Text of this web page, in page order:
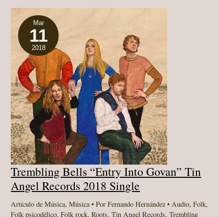
HIGUER”
(1968-
1972)
DIGITAL
NUMERO
GROUP
(ECCENTRIC
SOUL),
2018
Mar
11
2018
Trembling Bells “Entry Into Govan” Tin
Angel Records 2018 Single
Artículo de Música,Música• PorFernando Hernández•Audio,Folk,
Folk psicodélico,Folk rock,Roots,Tin Angel Records,Trembling